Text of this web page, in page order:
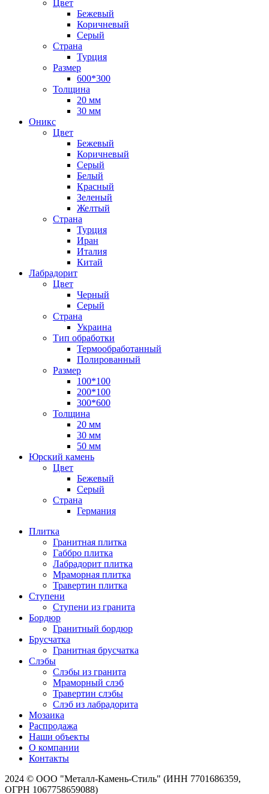
Цвет
Бежевый
Коричневый
Серый
Страна
Турция
Размер
600*300
Толщина
20 мм
30 мм
Оникс
Цвет
Бежевый
Коричневый
Серый
Белый
Красный
Зеленый
Желтый
Страна
Турция
Иран
Италия
Китай
Лабрадорит
Цвет
Черный
Серый
Страна
Украина
Тип обработки
Термообработанный
Полированный
Размер
100*100
200*100
300*600
Толщина
20 мм
30 мм
50 мм
Юрский камень
Цвет
Бежевый
Серый
Страна
Германия
Плитка
Гранитная плитка
Габбро плитка
Лабрадорит плитка
Мраморная плитка
Травертин плитка
Ступени
Ступени из гранита
Бордюр
Гранитный бордюр
Брусчатка
Гранитная брусчатка
Слэбы
Слэбы из гранита
Мраморный слэб
Травертин слэбы
Слэб из лабрадорита
Мозаика
Распродажа
Наши объекты
О компании
Контакты
2024 © ООО "Металл-Камень-Стиль" (ИНН 7701686359,
ОГРН 1067758659088)